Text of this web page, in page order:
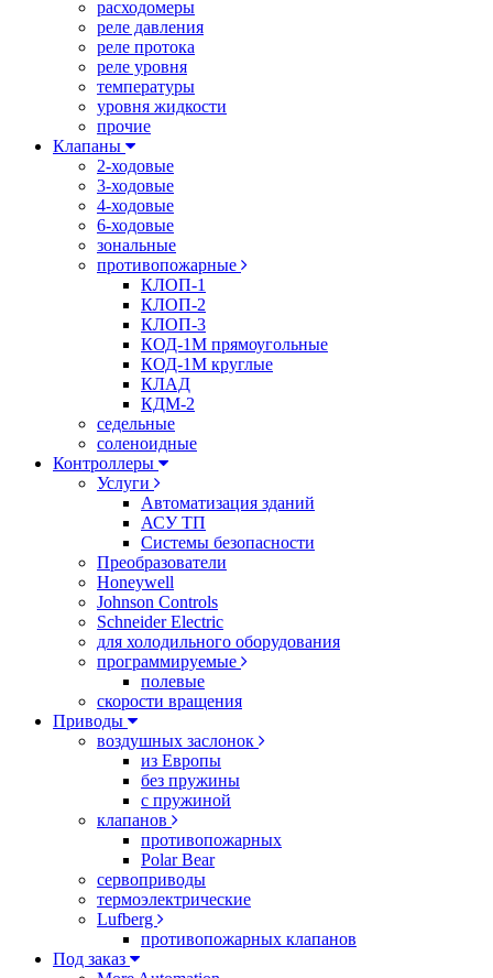
расходомеры
реле давления
реле протока
реле уровня
температуры
уровня жидкости
прочие
Клапаны
2-ходовые
3-ходовые
4-ходовые
6-ходовые
зональные
противопожарные
КЛОП-1
КЛОП-2
КЛОП-3
КОД-1М прямоугольные
КОД-1М круглые
КЛАД
КДМ-2
седельные
соленоидные
Контроллеры
Услуги
Автоматизация зданий
АСУ ТП
Системы безопасности
Преобразователи
Honeywell
Johnson Controls
Schneider Electric
для холодильного оборудования
программируемые
полевые
скорости вращения
Приводы
воздушных заслонок
из Европы
без пружины
с пружиной
клапанов
противопожарных
Polar Bear
сервоприводы
термоэлектрические
Lufberg
противопожарных клапанов
Под заказ